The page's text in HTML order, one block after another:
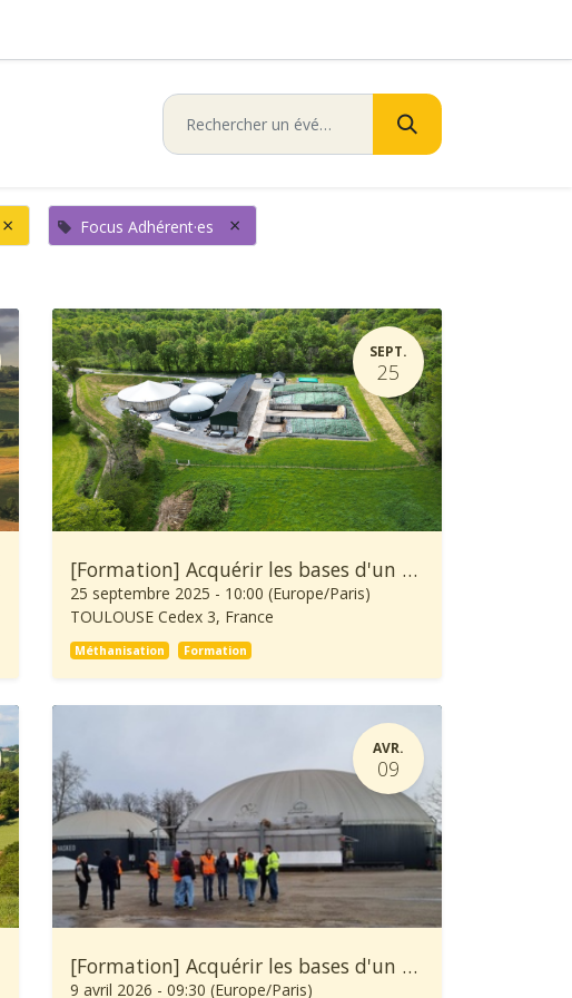
× Focus Adhérent·es ×
SEPT.
25
[Formation] Acquérir les bases d'un projet méthanisation
25 septembre 2025 - 10:00 (Europe/Paris)
TOULOUSE Cedex 3, France
Méthanisation Formation
AVR.
09
[Formation] Acquérir les bases d'un projet méthanisation
9 avril 2026 - 09:30 (Europe/Paris)